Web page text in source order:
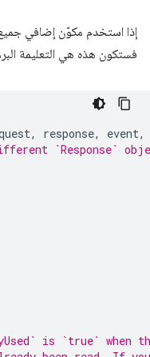
إذا استخدم مكوّن إضافي جميع
فستكون هذه هي التعليمة
, response, event,
`Response`
is `true`